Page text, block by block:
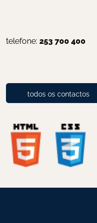
telefone: 253 700 400
todos os contactos